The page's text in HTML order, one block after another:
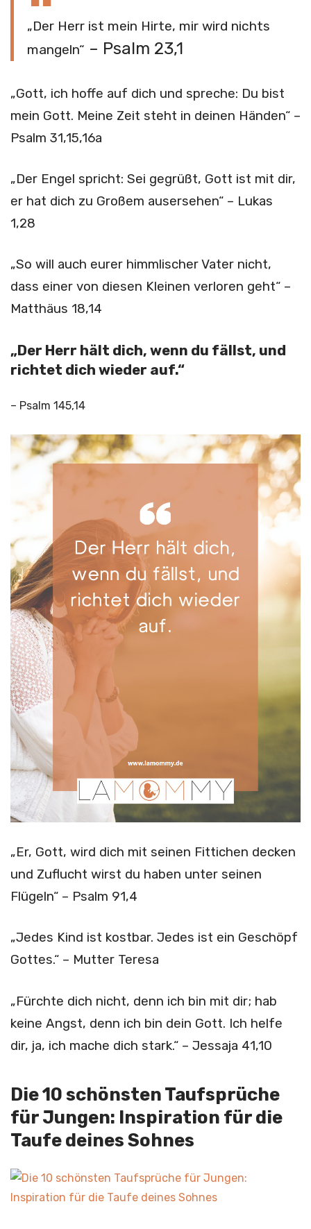
„Der Herr ist mein Hirte, mir wird nichts
mangeln“ – Psalm 23,1
„Gott, ich hoffe auf dich und spreche: Du bist
mein Gott. Meine Zeit steht in deinen Händen“ –
Psalm 31,15,16a
„Der Engel spricht: Sei gegrüßt, Gott ist mit dir,
er hat dich zu Großem ausersehen“ – Lukas
1,28
„So will auch eurer himmlischer Vater nicht,
dass einer von diesen Kleinen verloren geht“ –
Matthäus 18,14
„Der Herr hält dich, wenn du fällst, und
richtet dich wieder auf.“
– Psalm 145,14
„Er, Gott, wird dich mit seinen Fittichen decken
und Zuflucht wirst du haben unter seinen
Flügeln“ – Psalm 91,4
„Jedes Kind ist kostbar. Jedes ist ein Geschöpf
Gottes.“ – Mutter Teresa
„Fürchte dich nicht, denn ich bin mit dir; hab
keine Angst, denn ich bin dein Gott. Ich helfe
dir, ja, ich mache dich stark.“ – Jessaja 41,10
Die 10 schönsten Taufsprüche
für Jungen: Inspiration für die
Taufe deines Sohnes